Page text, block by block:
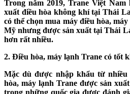
Trong năm 2019, Trane Việt Nam
xuất điều hòa không khí tại Thái
có thể chọn mua máy điều hòa,
Mỹ nhưng được sản xuất tại Thái
hơn rất nhiều.
2. Điều hòa, máy lạnh Trane có tốt
Mặc dù được nhập khẩu từ nhiều
hòa, máy lạnh Trane được sản
trong những quốc gia được đánh